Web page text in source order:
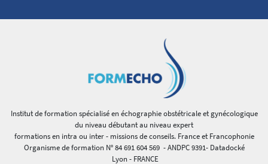
Institut de formation spécialisé en échographie obstétricale et gynécologique
du niveau débutant au niveau expert
formations en intra ou inter - missions de conseils. France et Francophonie
Organisme de formation N° 84 691 604 569 - ANDPC 9391- Datadocké
Lyon - FRANCE